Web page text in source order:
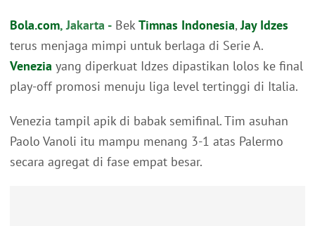
Bola.com, Jakarta - Bek Timnas Indonesia,Jay Idzes
terus menjaga mimpi untuk berlaga di Serie A.
Venezia yang diperkuat Idzes dipastikan lolos ke final
play-off promosi menuju liga level tertinggi di Italia.
Venezia tampil apik di babak semifinal. Tim asuhan
Paolo Vanoli itu mampu menang 3-1 atas Palermo
secara agregat di fase empat besar.